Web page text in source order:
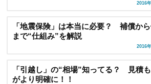
2016
「地震保険」は本当に必要？ 補償か
まで“仕組み”を解説
2016
「引越し」の“相場”知ってる？ 見積
がより明確に！！